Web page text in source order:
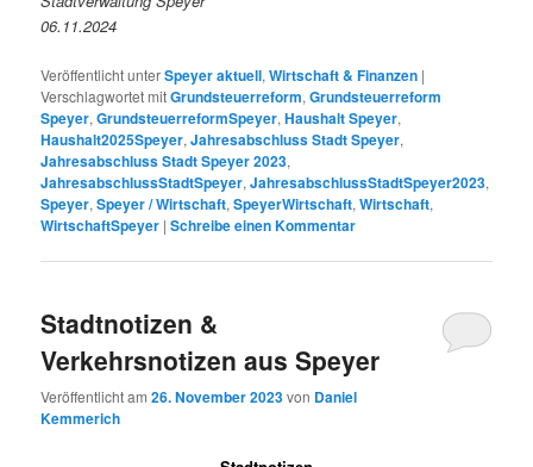
06.11.2024
Veröffentlicht unterSpeyer aktuell,Wirtschaft & Finanzen |
Verschlagwortet mitGrundsteuerreform,Grundsteuerreform
Speyer,GrundsteuerreformSpeyer,Haushalt Speyer,
Haushalt2025Speyer,Jahresabschluss Stadt Speyer,
Jahresabschluss Stadt Speyer 2023,
JahresabschlussStadtSpeyer,JahresabschlussStadtSpeyer2023,
Speyer,Speyer / Wirtschaft,SpeyerWirtschaft,Wirtschaft,
WirtschaftSpeyer |Schreibe einen Kommentar
Stadtnotizen &
Verkehrsnotizen aus Speyer
Veröffentlicht am26. November 2023von Daniel
Kemmerich